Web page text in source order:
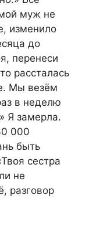
муж не
изменило
до
перенеси
рассталась
Мы везём
в неделю
Я замерла.
000
быть
сестра
не
разговор